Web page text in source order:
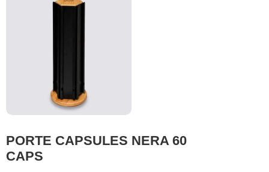
PORTE CAPSULES NERA 60
CAPS